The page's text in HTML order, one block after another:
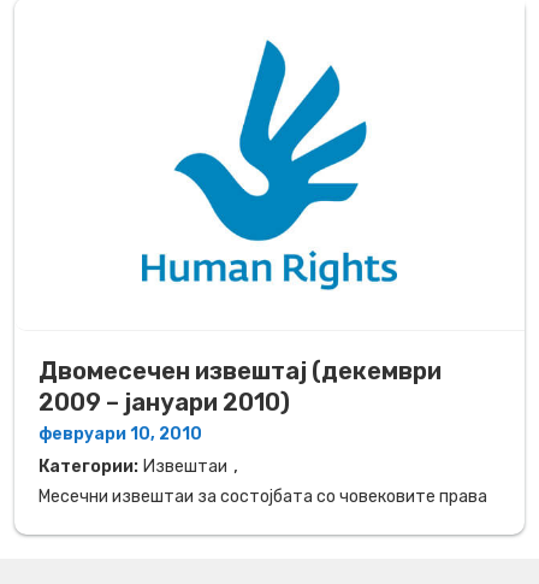
Двомесечен извештај (декември
2009 – јануари 2010)
февруари 10, 2010
Категории: Извештаи ,
Месечни извештаи за состојбата со човековите права